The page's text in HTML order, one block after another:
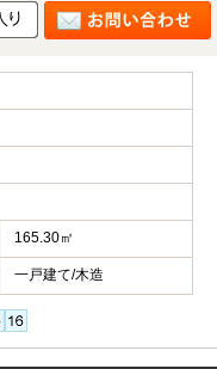
165.30㎡
一戸建て/木造